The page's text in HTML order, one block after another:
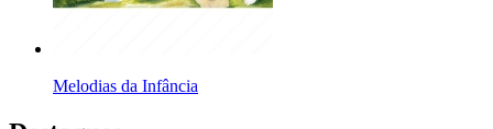
Melodias da Infância